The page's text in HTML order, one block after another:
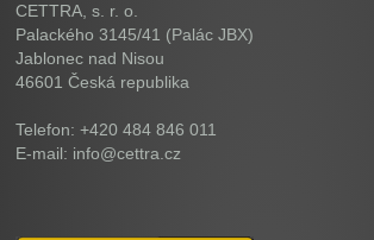
CETTRA, s. r. o.
Palackého 3145/41 (Palác JBX)
Jablonec nad Nisou
46601Česká republika
Telefon: +420 484 846 011
E-mail: info@cettra.cz